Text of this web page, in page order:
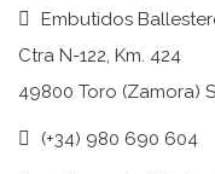
Embutidos
Ctra N-122, Km. 424
49800 Toro (Zamora)
(+34) 980 690 604